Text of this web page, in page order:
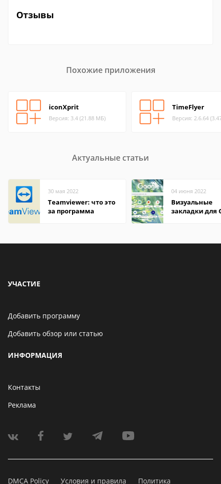
Отзывы
Похожие приложения
iconXprit
Версия: 3.4 (21.88 МБ)
TimeFlyer
Версия: 2.6.64
Актуальные статьи
30 мая 2022
Teamviewer: что это
за программа
04 июня 2022
Визуальные
закладки для
УЧАСТИЕ
Добавить программу
Добавить обзор или статью
ИНФОРМАЦИЯ
Контакты
Реклама
DMCA Policy Условия и правила Политика